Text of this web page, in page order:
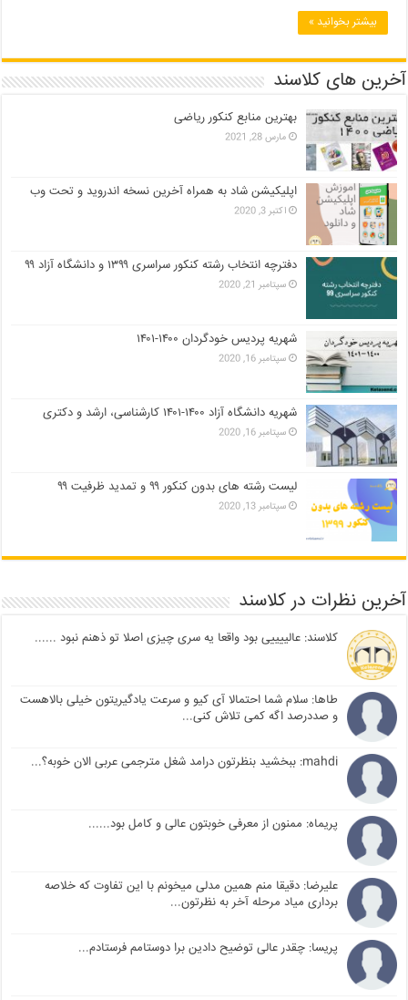
بیشتر بخوانید »
آخرین های کلاسند
بهترین منابع کنکور ریاضی
مارس 28, 2021
اپلیکیشن شاد به همراه آخرین نسخه اندروید و تحت وب
اکتبر 3, 2020
دفترچه انتخاب رشته کنکور سراسری ۱۳۹۹ و دانشگاه آزاد ۹۹
سپتامبر 21, 2020
شهریه پردیس خودگردان ۱۴۰۰-۱۴۰۱
سپتامبر 16, 2020
شهریه دانشگاه آزاد ۱۴۰۰-۱۴۰۱ کارشناسی، ارشد و دکتری
سپتامبر 16, 2020
لیست رشته های بدون کنکور ۹۹ و تمدید ظرفیت ۹۹
سپتامبر 13, 2020
آخرین نظرات در کلاسند
کلاسند: عالییییی بود واقعا یه سری چیزی اصلا تو ذهنم نبود ......
طاها: سلام شما احتمالا آی کیو و سرعت یادگیریتون خیلی بالاهست
و صددرصد اگه کمی تلاش کنی...
mahdi: ببخشید بنظرتون درامد شغل مترجمی عربی الان خوبه؟...
پریماه: ممنون از معرفی خوبتون عالی و کامل بود......
علیرضا: دقیقا منم همین مدلی میخونم با این تفاوت که خلاصه
برداری میاد مرحله آخر به نظرتون...
پریسا: چقدر عالی توضیح دادین برا دوستامم فرستادم...